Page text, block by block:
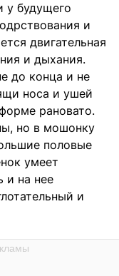
у будущего
и
двигательная
и дыхания.
до конца и не
носа и ушей
рановато.
но в мошонку
половые
умеет
и на нее
и